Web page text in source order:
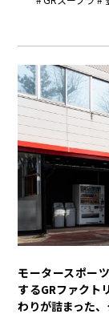
経営
豊田章男 佐藤
トヨタアスリート
TOYOTA GAZOO
モータースポー
するGRファクト
わりが詰まった